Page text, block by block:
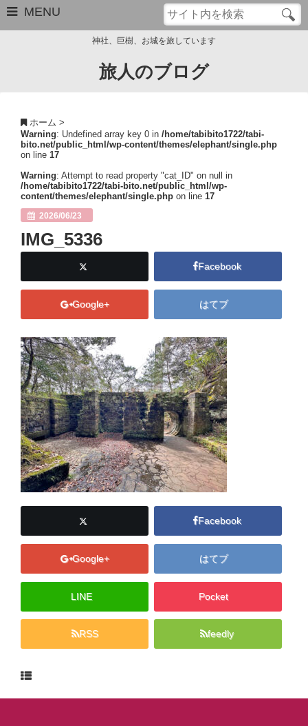
MENU
サイトマップ
Close
神社、巨樹、お城を旅しています
旅人のブログ
ホーム >
Warning: Undefined array key 0 in /home/tabibito1722/tabi-
bito.net/public_html/wp-content/themes/elephant/single.php
on line 17
Warning: Attempt to read property "cat_ID" on null in
/home/tabibito1722/tabi-bito.net/public_html/wp-
content/themes/elephant/single.php on line 17
2026/06/23
IMG_5336
Facebook
Google+ はてブ
Facebook
Google+ はてブ
LINE Pocket
RSS feedly